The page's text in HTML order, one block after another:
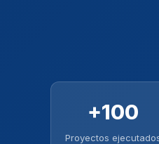
+100
Proyectos